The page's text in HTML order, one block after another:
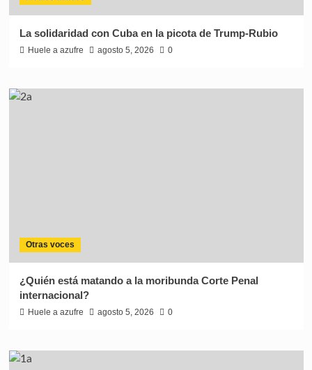
La solidaridad con Cuba en la picota de Trump-Rubio
Huele a azufre agosto 5, 2026 0
Otras voces
¿Quién está matando a la moribunda Corte Penal
internacional?
Huele a azufre agosto 5, 2026 0